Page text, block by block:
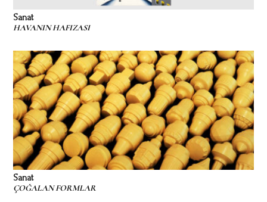
Sanat
HAVANIN HAFIZASI
Sanat
ÇOĞALAN FORMLAR